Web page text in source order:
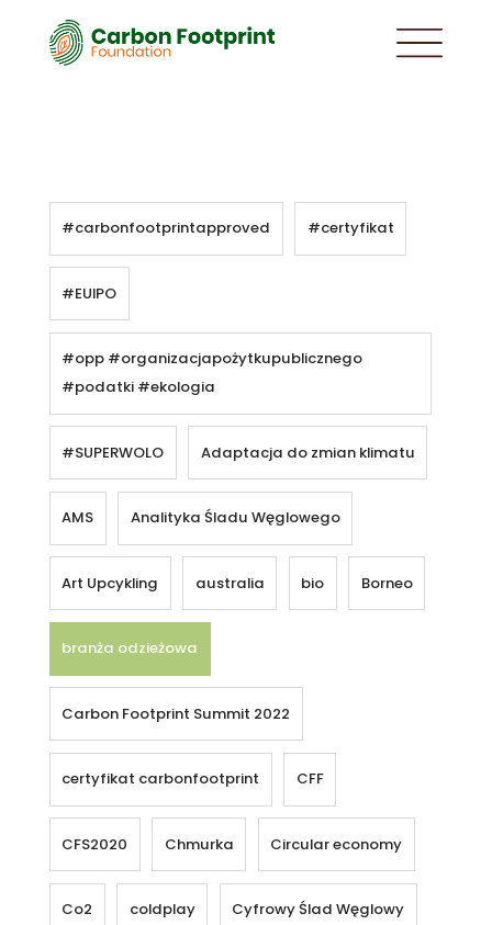
#carbonfootprintapproved #certyfikat
#EUIPO
#opp #organizacjapożytkupublicznego
#podatki #ekologia
#SUPERWOLO Adaptacja do zmian klimatu
AMS Analityka Śladu Węglowego
Art Upcykling australia bio Borneo
branża odzieżowa
Carbon Footprint Summit 2022
certyfikat carbonfootprint CFF
CFS2020 Chmurka Circular economy
Co2 coldplay Cyfrowy Ślad Węglowy